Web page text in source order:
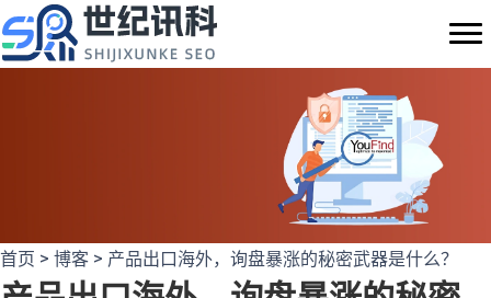
至
内
首页 > 博客 > 产品出口海外，询盘暴涨的秘密武器是什么？